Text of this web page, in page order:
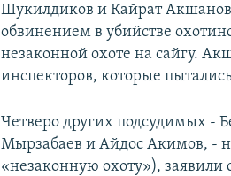
Шукилдиков и Кайрат Акшанов
обвинением в убийстве
незаконной охоте на сайгу.
инспекторов, которые
Четверо других подсудимых -
Мырзабаев и Айдос Акимов, -
«незаконную охоту»), заявили